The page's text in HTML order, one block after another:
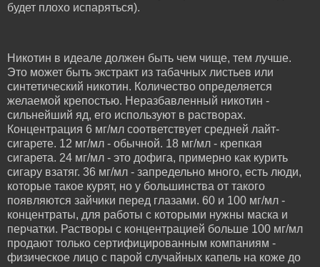
будет плохо испаряться).
Никотин в идеале должен быть чем чище, тем лучше.
Это может быть экстракт из табачных листьев или
синтетический никотин. Количество определяется
желаемой крепостью. Неразбавленный никотин -
сильнейший яд, его используют в растворах.
Концентрация 6 мг/мл соответствует средней лайт-
сигарете. 12 мг/мл - обычной. 18 мг/мл - крепкая
сигарета. 24 мг/мл - это дофига, примерно как курить
сигару взатяг. 36 мг/мл - запредельно много, есть люди,
которые такое курят, но у большинства от такого
появляются зайчики перед глазами. 60 и 100 мг/мл -
концентраты, для работы с которыми нужны маска и
перчатки. Растворы с концентрацией больше 100 мг/мл
продают только сертифицированным компаниям -
физическое лицо с парой случайных капель на коже до